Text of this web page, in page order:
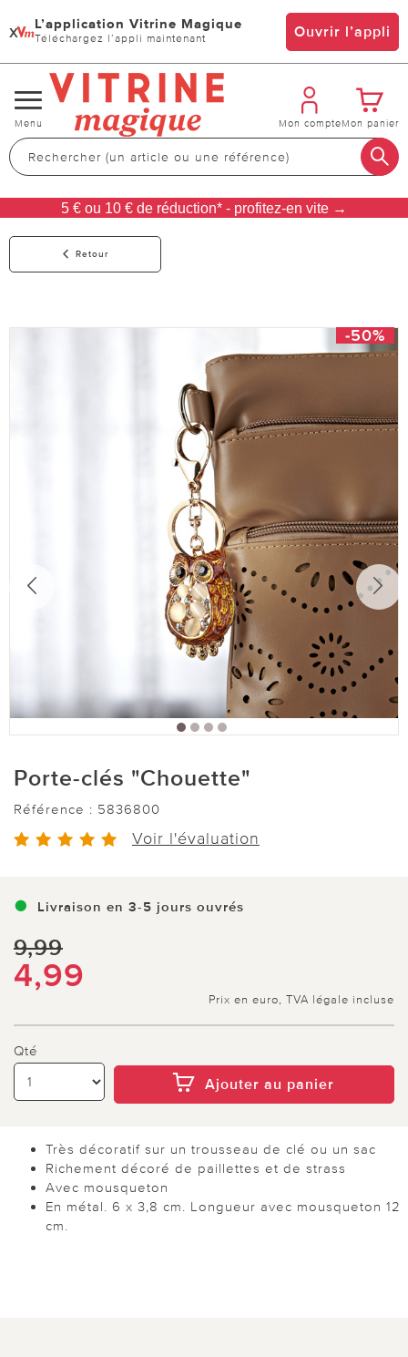
x L’application Vitrine Magique
Téléchargez l’appli maintenant Ouvrir l’appli
Changer
de
navigation
Menu Mon compteMon panier
5 € ou 10 € de réduction* - profitez-en vite →
Retour
-50%
Porte-clés "Chouette"
Référence : 5836800
Voir l'évaluation
Livraison en 3-5 jours ouvrés
9,99
4,99
Prix en euro, TVA légale incluse
Qté
Ajouter au panier
Très décoratif sur un trousseau de clé ou un sac
Richement décoré de paillettes et de strass
Avec mousqueton
En métal. 6 x 3,8 cm. Longueur avec mousqueton 12
cm.